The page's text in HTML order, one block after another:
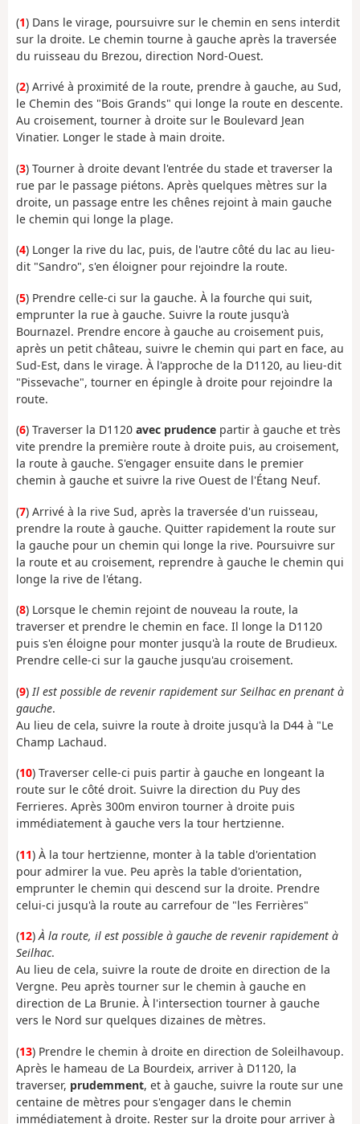
(1) Dans le virage, poursuivre sur le chemin en sens interdit
sur la droite. Le chemin tourne à gauche après la traversée
du ruisseau du Brezou, direction Nord-Ouest.
(2) Arrivé à proximité de la route, prendre à gauche, au Sud,
le Chemin des "Bois Grands" qui longe la route en descente.
Au croisement, tourner à droite sur le Boulevard Jean
Vinatier. Longer le stade à main droite.
(3) Tourner à droite devant l'entrée du stade et traverser la
rue par le passage piétons. Après quelques mètres sur la
droite, un passage entre les chênes rejoint à main gauche
le chemin qui longe la plage.
(4) Longer la rive du lac, puis, de l'autre côté du lac au lieu-
dit "Sandro", s'en éloigner pour rejoindre la route.
(5) Prendre celle-ci sur la gauche. À la fourche qui suit,
emprunter la rue à gauche. Suivre la route jusqu'à
Bournazel. Prendre encore à gauche au croisement puis,
après un petit château, suivre le chemin qui part en face, au
Sud-Est, dans le virage. À l'approche de la D1120, au lieu-dit
"Pissevache", tourner en épingle à droite pour rejoindre la
route.
(6) Traverser la D1120 avec prudence partir à gauche et très
vite prendre la première route à droite puis, au croisement,
la route à gauche. S'engager ensuite dans le premier
chemin à gauche et suivre la rive Ouest de l'Étang Neuf.
(7) Arrivé à la rive Sud, après la traversée d'un ruisseau,
prendre la route à gauche. Quitter rapidement la route sur
la gauche pour un chemin qui longe la rive. Poursuivre sur
la route et au croisement, reprendre à gauche le chemin qui
longe la rive de l'étang.
(8) Lorsque le chemin rejoint de nouveau la route, la
traverser et prendre le chemin en face. Il longe la D1120
puis s'en éloigne pour monter jusqu'à la route de Brudieux.
Prendre celle-ci sur la gauche jusqu'au croisement.
(9) Il est possible de revenir rapidement sur Seilhac en prenant à
gauche.
Au lieu de cela, suivre la route à droite jusqu'à la D44 à "Le
Champ Lachaud.
(10) Traverser celle-ci puis partir à gauche en longeant la
route sur le côté droit. Suivre la direction du Puy des
Ferrieres. Après 300m environ tourner à droite puis
immédiatement à gauche vers la tour hertzienne.
(11) À la tour hertzienne, monter à la table d'orientation
pour admirer la vue. Peu après la table d'orientation,
emprunter le chemin qui descend sur la droite. Prendre
celui-ci jusqu'à la route au carrefour de "les Ferrières"
(12)À la route, il est possible à gauche de revenir rapidement à
Seilhac.
Au lieu de cela, suivre la route de droite en direction de la
Vergne. Peu après tourner sur le chemin à gauche en
direction de La Brunie. À l'intersection tourner à gauche
vers le Nord sur quelques dizaines de mètres.
(13) Prendre le chemin à droite en direction de Soleilhavoup.
Après le hameau de La Bourdeix, arriver à D1120, la
traverser, prudemment, et à gauche, suivre la route sur une
centaine de mètres pour s'engager dans le chemin
immédiatement à droite. Rester sur la droite pour arriver à